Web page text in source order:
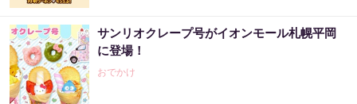
サンリオクレープ号がイオンモール札幌平岡
に登場！
おでかけ